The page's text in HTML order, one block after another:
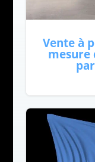
Vente à
mesure